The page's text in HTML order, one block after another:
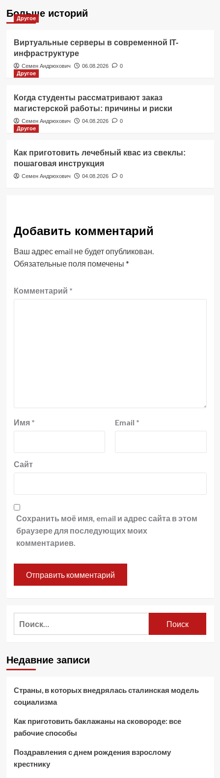
Больше историй
Другое
Виртуальные серверы в современной IT-
инфраструктуре
Семен Андрюхович 06.08.2026
0
Другое
Когда студенты рассматривают заказ
магистерской работы: причины и риски
Семен Андрюхович 04.08.2026
0
Другое
Как приготовить лечебный квас из свеклы:
пошаговая инструкция
Семен Андрюхович 04.08.2026 0
Добавить комментарий
Ваш адрес email не будет опубликован.
Обязательные поля помечены *
Комментарий *
Имя * Email *
Сайт
Сохранить моё имя, email и адрес сайта в этом
браузере для последующих моих
комментариев.
Недавние записи
Страны, в которых внедрялась сталинская модель
социализма
Как приготовить баклажаны на сковороде: все
рабочие способы
Поздравления с днем рождения взрослому
крестнику